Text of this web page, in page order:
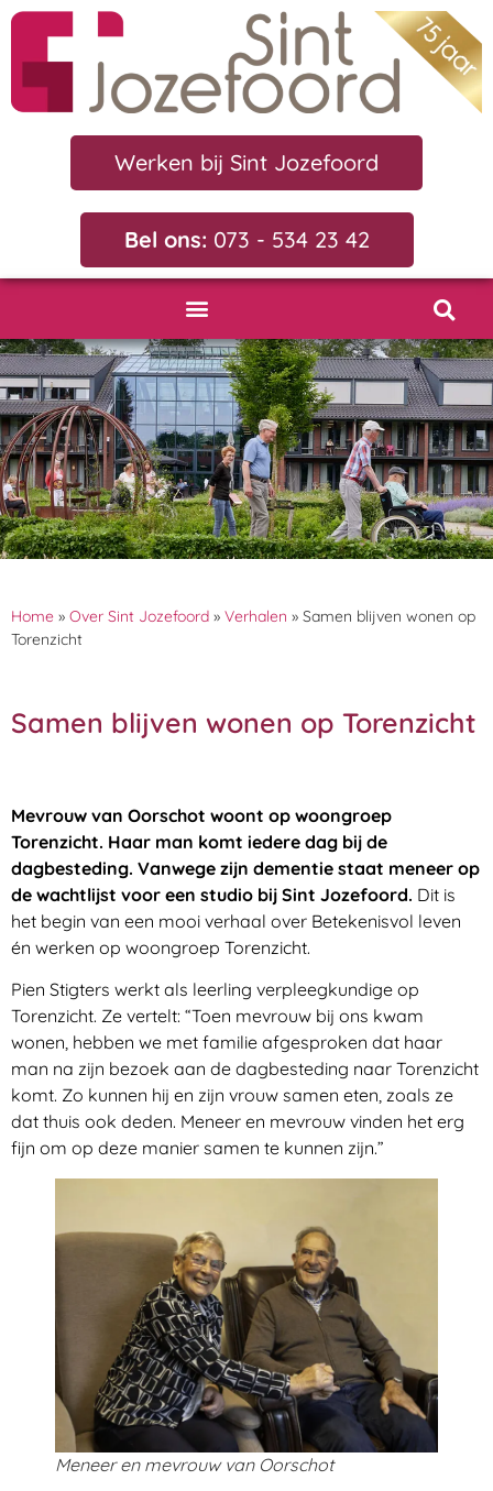
Werken bij Sint Jozefoord
Bel ons: 073 - 534 23 42
Home » Over Sint Jozefoord » Verhalen » Samen blijven wonen op
Torenzicht
Samen blijven wonen op Torenzicht
Mevrouw van Oorschot woont op woongroep
Torenzicht. Haar man komt iedere dag bij de
dagbesteding. Vanwege zijn dementie staat meneer op
de wachtlijst voor een studio bij Sint Jozefoord. Dit is
het begin van een mooi verhaal over Betekenisvol leven
én werken op woongroep Torenzicht.
Pien Stigters werkt als leerling verpleegkundige op
Torenzicht. Ze vertelt: “Toen mevrouw bij ons kwam
wonen, hebben we met familie afgesproken dat haar
man na zijn bezoek aan de dagbesteding naar Torenzicht
komt. Zo kunnen hij en zijn vrouw samen eten, zoals ze
dat thuis ook deden. Meneer en mevrouw vinden het erg
fijn om op deze manier samen te kunnen zijn.”
Meneer en mevrouw van Oorschot